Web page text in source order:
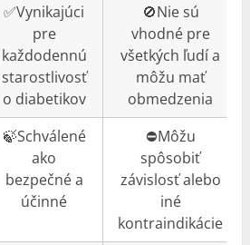
✅Vynikajúci
pre
každodennú
starostlivosť
o diabetikov
🚫Nie sú
vhodné pre
všetkých ľudí a
môžu mať
obmedzenia
🍃Schválené
ako
bezpečné a
účinné
⛔️Môžu
spôsobiť
závislosť alebo
iné
kontraindikácie